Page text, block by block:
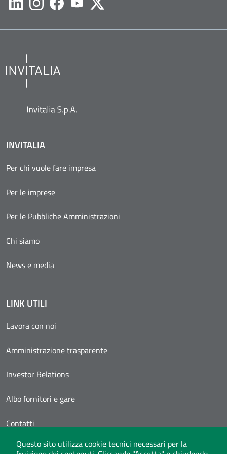
Questo sito utilizza cookie tecnici necessari per la
LikedinInstagramFacebookYoutubeTwitter
INVITALIA
Per chi vuole fare impresa
Per le imprese
Per le Pubbliche Amministrazioni
Chi siamo
News e media
LINK UTILI
Lavora con noi
Amministrazione trasparente
Investor Relations
Albo fornitori e gare
Contatti
Area Personale